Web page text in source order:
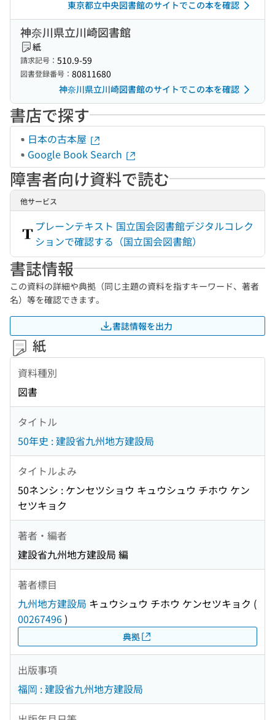
東京都立中央図書館のサイトでこの本を確認
神奈川県立川崎図書館
紙
請求記号： 510.9-59
図書登録番号： 80811680
神奈川県立川崎図書館のサイトでこの本を確認
書店で探す
日本の古本屋
Google Book Search
障害者向け資料で読む
他サービス
プレーンテキスト 国立国会図書館デジタルコレク
ションで確認する（国立国会図書館）
書誌情報
この資料の詳細や典拠（同じ主題の資料を指すキーワード、著者
名）等を確認できます。
書誌情報を出力
紙
資料種別
図書
タイトル
50年史 : 建設省九州地方建設局
タイトルよみ
50ネンシ : ケンセツショウ キュウシュウ チホウ ケン
セツキョク
著者・編者
建設省九州地方建設局 編
著者標目
九州地方建設局 キュウシュウ チホウ ケンセツキョク (
00267496)
典拠
出版事項
福岡 : 建設省九州地方建設局